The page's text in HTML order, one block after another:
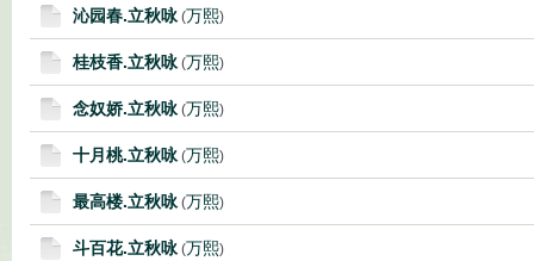
沁园春.立秋咏(万熙)
桂枝香.立秋咏(万熙)
念奴娇.立秋咏(万熙)
十月桃.立秋咏(万熙)
最高楼.立秋咏(万熙)
斗百花.立秋咏(万熙)